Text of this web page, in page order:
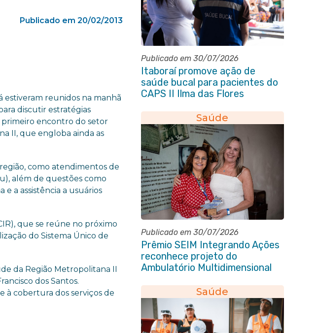
Publicado em 20/02/2013
estiveram reunidos na manhã
discutir estratégias
primeiro encontro do setor
II, que engloba ainda as
como atendimentos de
além de questões como
a assistência a usuários
que se reúne no próximo
do Sistema Único de
da Região Metropolitana II
dos Santos.
à cobertura dos serviços de
Publicado em 30/07/2026
Itaboraí promove ação de
saúde bucal para pacientes do
CAPS II Ilma das Flores
Saúde
Publicado em 30/07/2026
Prêmio SEIM Integrando Ações
reconhece projeto do
Ambulatório Multidimensional
Saúde